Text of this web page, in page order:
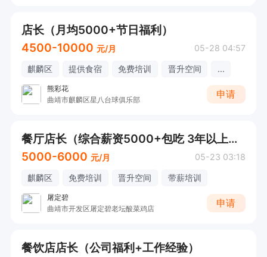
店长（月均5000+节日福利）
4500-10000 元/月 05-28 04:57
麒麟区 提供食宿 免费培训 晋升空间 ...
熊彩花
曲靖市麒麟区星八台球俱乐部
申请
餐厅店长（综合薪资5000+包吃 3年以上工作经验）
5000-6000 元/月 05-23 03:18
麒麟区 免费培训 晋升空间 带薪培训
屠定碧
曲靖市开发区屠定碧老坛酸菜鸡店
申请
餐饮店店长（公司福利+工作经验）